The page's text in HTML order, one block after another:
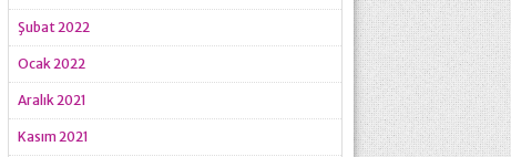
Şubat 2022
Ocak 2022
Aralık 2021
Kasım 2021